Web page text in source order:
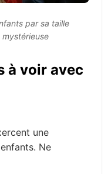
par sa taille
à voir avec
une
Ne